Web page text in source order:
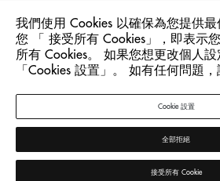
語言: 中文
我們使用 Cookies 以確保為您提供
您 「 接受所有 Cookies」，即表示
所有 Cookies。 如果您想更改個人
「Cookies 設置」。 如有任何問題，
Cookie 設置
全部拒絕
接受所有 Cookie